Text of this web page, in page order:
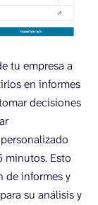
tu empresa a
en informes
decisiones
minutos. Esto
de informes y
su análisis y